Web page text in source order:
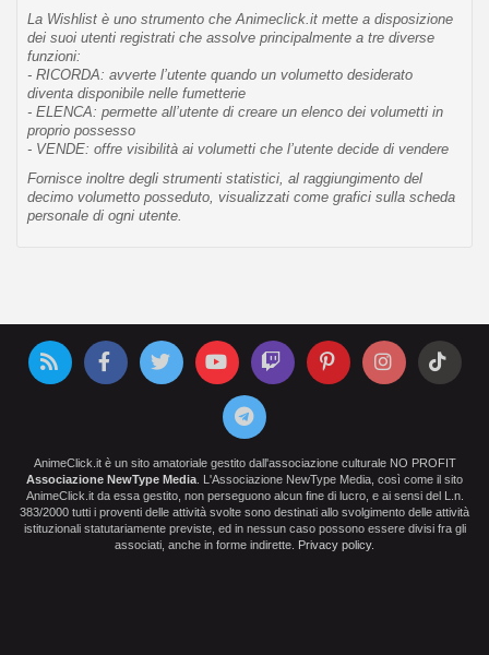
La Wishlist è uno strumento che Animeclick.it mette a disposizione
dei suoi utenti registrati che assolve principalmente a tre diverse
funzioni:
- RICORDA: avverte l’utente quando un volumetto desiderato
diventa disponibile nelle fumetterie
- ELENCA: permette all’utente di creare un elenco dei volumetti in
proprio possesso
- VENDE: offre visibilità ai volumetti che l’utente decide di vendere
Fornisce inoltre degli strumenti statistici, al raggiungimento del
decimo volumetto posseduto, visualizzati come grafici sulla scheda
personale di ogni utente.
AnimeClick.it è un sito amatoriale gestito dall'associazione culturale NO PROFIT
Associazione NewType Media . L'Associazione NewType Media, così come il sito
AnimeClick.it da essa gestito, non perseguono alcun fine di lucro, e ai sensi del L.n.
383/2000 tutti i proventi delle attività svolte sono destinati allo svolgimento delle attività
istituzionali statutariamente previste, ed in nessun caso possono essere divisi fra gli
associati, anche in forme indirette.
Privacy policy.